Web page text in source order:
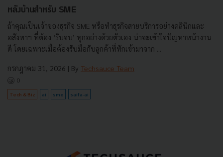
หลังบ้านสำหรับ SME
ถ้าคุณเป็นเจ้าของธุรกิจ SME หรือทำธุรกิจสายบริการอย่างคลินิกและ
อสังหาฯ ที่ต้อง ‘รับจบ’ ทุกอย่างด้วยตัวเอง น่าจะเข้าใจปัญหาหน้างาน
ดี โดยเฉพาะเมื่อต้องรับมือกับลูกค้าที่ทักเข้ามาจาก ...
กรกฎาคม 31, 2026 | By Techsauce Team
0
Tech & Biz ai sme saifa-ai